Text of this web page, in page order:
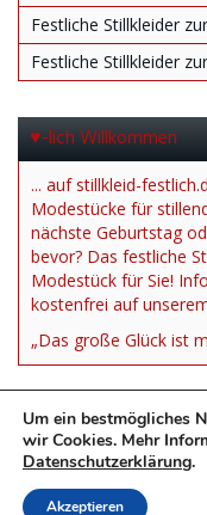
Festliche Stillkleider
Festliche Stillkleider
♥-lich Willkommen
... auf stillkleid-
Modestücke für
nächste Geburtstag
bevor? Das festliche
Modestück für Sie!
kostenfrei auf
„Das große Glück ist
Impressum
Um ein bestmögliches
wir Cookies. Mehr
Datenschutzerklärung.
Akzeptieren